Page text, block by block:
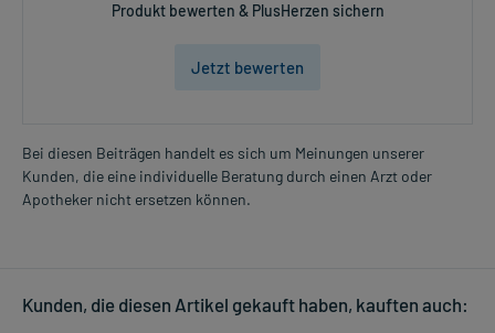
Produkt bewerten & PlusHerzen sichern
Jetzt bewerten
Bei diesen Beiträgen handelt es sich um Meinungen unserer
Kunden, die eine individuelle Beratung durch einen Arzt oder
Apotheker nicht ersetzen können.
Kunden, die diesen Artikel gekauft haben, kauften auch: